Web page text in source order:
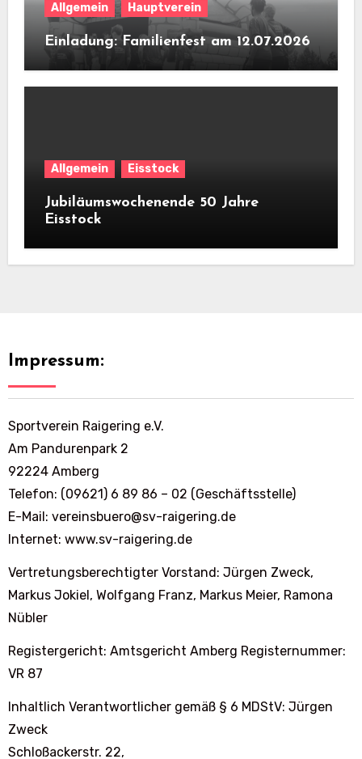
Allgemein Hauptverein
Einladung: Familienfest am 12.07.2026
Allgemein Eisstock
Jubiläumswochenende 50 Jahre
Eisstock
Impressum:
Sportverein Raigering e.V.
Am Pandurenpark 2
92224 Amberg
Telefon: (09621) 6 89 86 – 02 (Geschäftsstelle)
E-Mail: vereinsbuero@sv-raigering.de
Internet: www.sv-raigering.de
Vertretungsberechtigter Vorstand: Jürgen Zweck,
Markus Jokiel, Wolfgang Franz, Markus Meier, Ramona
Nübler
Registergericht: Amtsgericht Amberg Registernummer:
VR 87
Inhaltlich Verantwortlicher gemäß § 6 MDStV: Jürgen
Zweck
Schloßackerstr. 22,